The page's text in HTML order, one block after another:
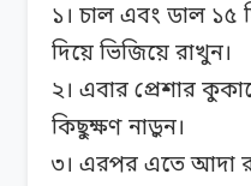
১। চাল এবং ডাল ১৫
দিয়ে ভিজিয়ে রাখুন।
২। এবার প্রেশার
কিছুক্ষণ নাড়ুন।
৩। এরপর এতে আদা